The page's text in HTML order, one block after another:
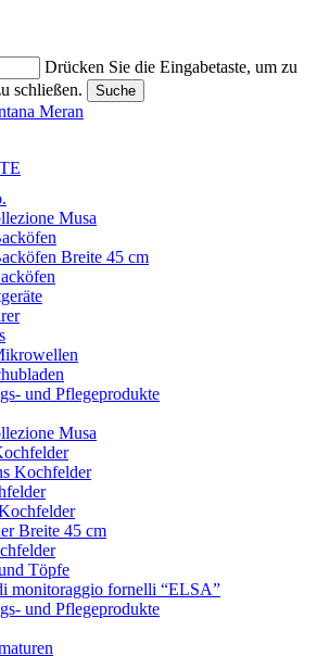
Drücken Sie die Eingabetaste, um zu
schließen.
Suche
Musa
Breite 45 cm
und Pflegeprodukte
Musa
Kochfelder
Breite 45 cm
Töpfe
monitoraggio fornelli “ELSA”
und Pflegeprodukte